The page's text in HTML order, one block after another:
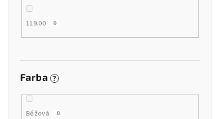
119.00 0
Farba ?
Béžová 0